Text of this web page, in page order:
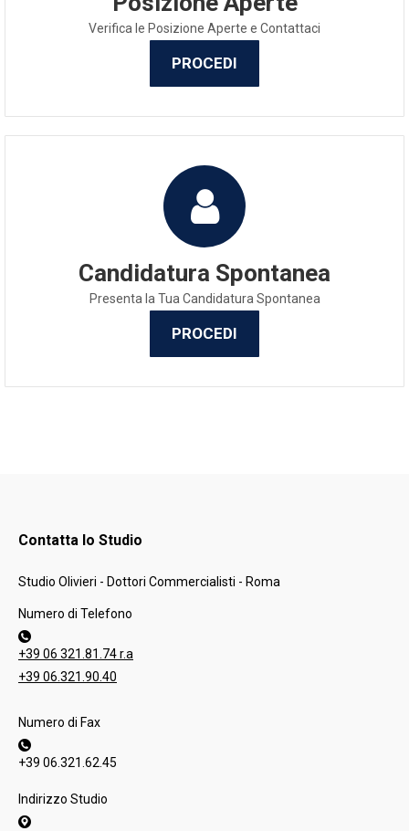
Verifica le Posizione Aperte e Contattaci
PROCEDI
Candidatura Spontanea
Presenta la Tua Candidatura Spontanea
PROCEDI
Contatta lo Studio
Studio Olivieri - Dottori Commercialisti - Roma
Numero di Telefono
+39 06 321.81.74 r.a
+39 06.321.90.40
Numero di Fax
+39 06.321.62.45
Indirizzo Studio